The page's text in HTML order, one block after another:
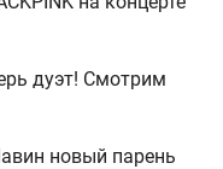
дуэт! Смотрим
новый парень